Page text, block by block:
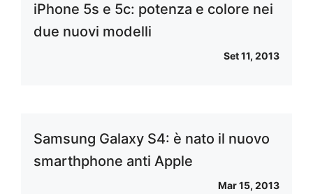
iPhone 5s e 5c: potenza e colore nei
due nuovi modelli
Set 11, 2013
Samsung Galaxy S4: è nato il nuovo
smarthphone anti Apple
Mar 15, 2013